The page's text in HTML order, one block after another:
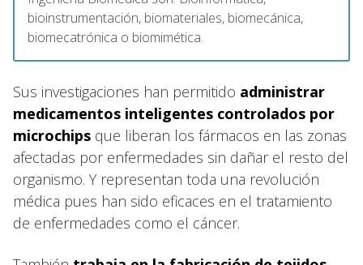
bioinstrumentación, biomateriales, biomecánica,
biomecatrónica o biomimética.
Sus investigaciones han permitido administrar
medicamentos inteligentes controlados por
microchips que liberan los fármacos en las zonas
afectadas por enfermedades sin dañar el resto del
organismo. Y representan toda una revolución
médica pues han sido eficaces en el tratamiento
de enfermedades como el cáncer.